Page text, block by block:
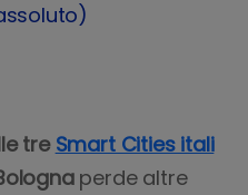
tre Smart Cities itali
perde altre